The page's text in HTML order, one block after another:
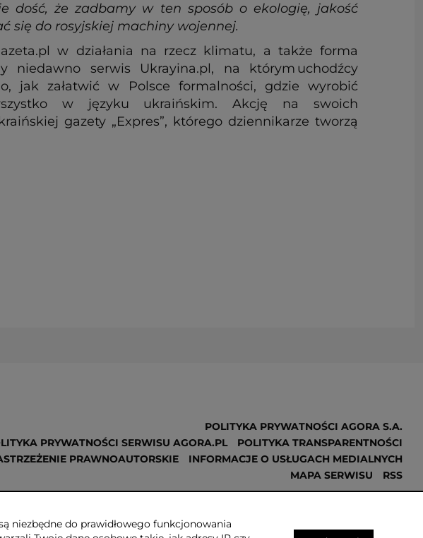
dość, że zadbamy w ten sposób o ekologię, jakość
się do rosyjskiej machiny wojennej.
w działania na rzecz klimatu, a także forma
serwis Ukrayina.pl, na którym uchodźcy
jak załatwić w Polsce formalności, gdzie wyrobić
w języku ukraińskim. Akcję na swoich
gazety „Expres”, którego dziennikarze tworzą
POLITYKA PRYWATNOŚCI AGORA S.A.
PRYWATNOŚCI SERWISU AGORA.PL
POLITYKA TRANSPARENTNOŚCI
PRAWNOAUTORSKIE
INFORMACJE O USŁUGACH MEDIALNYCH
MAPA SERWISU
RSS
niezbędne do prawidłowego funkcjonowania